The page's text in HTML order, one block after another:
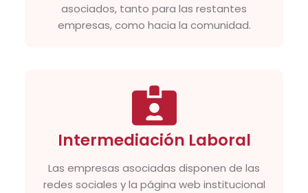
asociados, tanto para las restantes
empresas, como hacia la comunidad.
Intermediación Laboral
Las empresas asociadas disponen de las
redes sociales y la página web institucional